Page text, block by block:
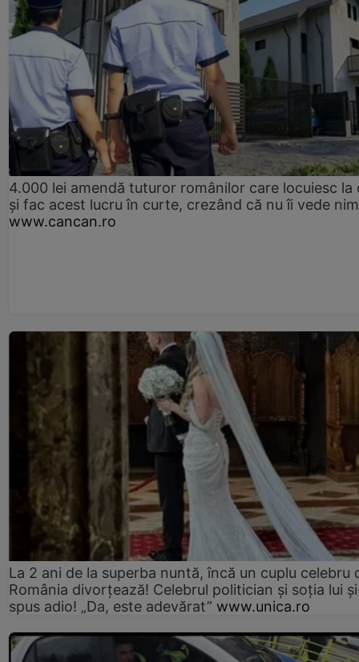
4.000 lei amendă tuturor românilor care locuiesc la
și fac acest lucru în curte, crezând că nu îi vede
www.cancan.ro
La 2 ani de la superba nuntă, încă un cuplu celebru
România divorțează! Celebrul politician și soția lui
spus adio! „Da, este adevărat” www.unica.ro